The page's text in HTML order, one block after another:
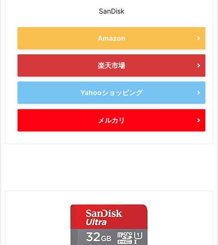
SanDisk
Amazon
楽天市場
Yahooショッピング
メルカリ